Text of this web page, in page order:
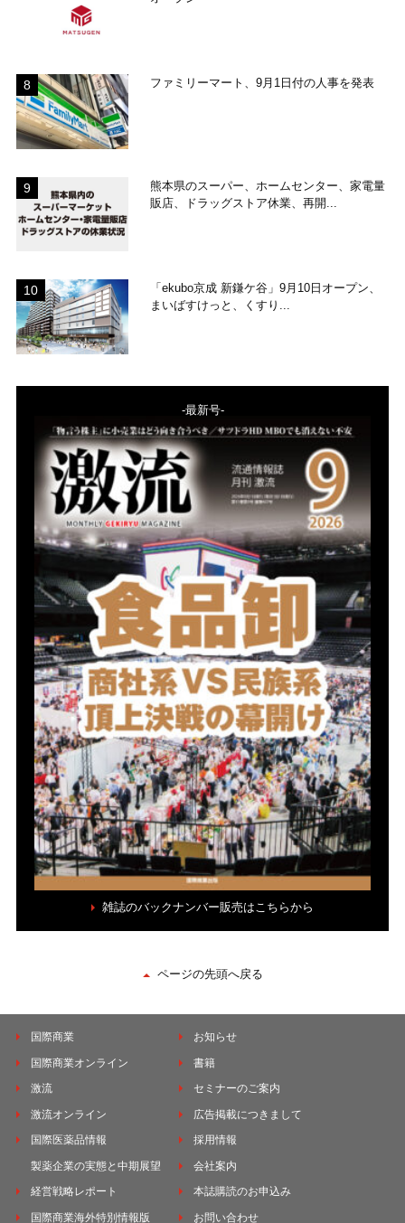
ファミリーマート、9月1日付の人事を発表
熊本県のスーパー、ホームセンター、家電量
販店、ドラッグストア休業、再開...
「ekubo京成 新鎌ケ谷」9月10日オープン、
まいばすけっと、くすり...
-最新号-
雑誌のバックナンバー販売はこちらから
ページの先頭へ戻る
国際商業
国際商業オンライン
激流
激流オンライン
国際医薬品情報
製薬企業の実態と中期展望
経営戦略レポート
国際商業海外特別情報版
お知らせ
書籍
セミナーのご案内
広告掲載につきまして
採用情報
会社案内
本誌購読のお申込み
お問い合わせ